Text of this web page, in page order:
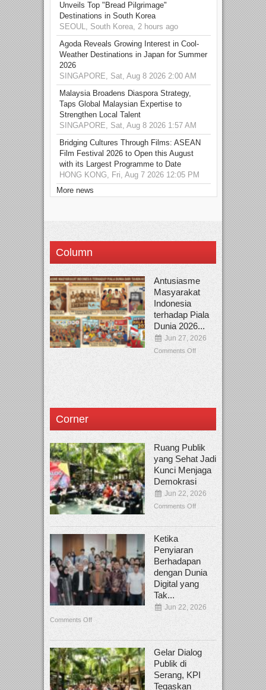
Unveils Top "Bread Pilgrimage"
Destinations in South Korea
SEOUL, South Korea, 2 hours ago
Agoda Reveals Growing Interest in Cool-
Weather Destinations in Japan for Summer
2026
SINGAPORE, Sat, Aug 8 2026 2:00 AM
Malaysia Broadens Diaspora Strategy,
Taps Global Malaysian Expertise to
Strengthen Local Talent
SINGAPORE, Sat, Aug 8 2026 1:57 AM
Bridging Cultures Through Films: ASEAN
Film Festival 2026 to Open this August
with its Largest Programme to Date
HONG KONG, Fri, Aug 7 2026 12:05 PM
More news
Column
Antusiasme
Masyarakat
Indonesia
terhadap Piala
Dunia 2026...
Jun 27, 2026
Comments Off
Corner
Ruang Publik
yang Sehat Jadi
Kunci Menjaga
Demokrasi
Jun 22, 2026
Comments Off
Ketika
Penyiaran
Berhadapan
dengan Dunia
Digital yang
Tak...
Jun 22, 2026
Comments Off
Gelar Dialog
Publik di
Serang, KPI
Tegaskan